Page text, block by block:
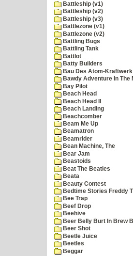
Battleship (v1)
Battleship (v2)
Battleship (v3)
Battlezone (v1)
Battlezone (v2)
Battling Bugs
Battling Tank
Battlot
Batty Builders
Bau Des Atom-Kraftwerk
Bawdy Adventure In The
Bay Pilot
Beach Head
Beach Head II
Beach Landing
Beachcomber
Beam Me Up
Beamatron
Beamrider
Bean Machine, The
Bear Jam
Beastoids
Beat The Beatles
Beata
Beauty Contest
Bedtime Stories Freddy
Bee Trap
Beef Drop
Beehive
Beer Belly Burt In Brew
Beer Shot
Beetle Juice
Beetles
Beggar